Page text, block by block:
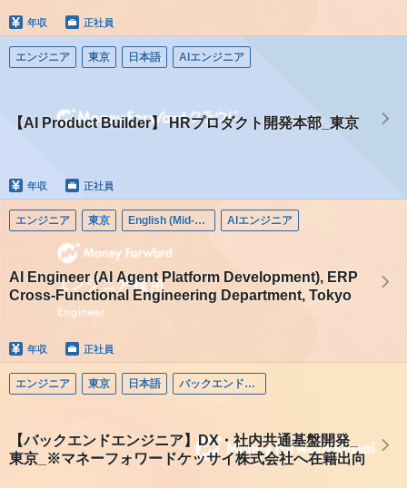
年収 正社員
エンジニア 東京 日本語 AIエンジニア
【AI Product Builder】 HRプロダクト開発本部_東京
年収 正社員
エンジニア 東京 English (Mid-career) AIエンジニア
AI Engineer (AI Agent Platform Development), ERP
Cross-Functional Engineering Department, Tokyo
年収 正社員
エンジニア 東京 日本語 バックエンドエンジニア
【バックエンドエンジニア】DX・社内共通基盤開発_
東京_※マネーフォワードケッサイ株式会社へ在籍出向